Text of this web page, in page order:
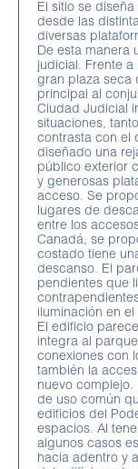
El sitio se
desde las
diversas
De esta manera
judicial. Frente a
gran plaza seca
principal al
Ciudad Judicial
situaciones,
contrasta con el
diseñado una
público exterior
y generosas
acceso. Se
lugares de
entre los
Canadá, se
costado tiene
descanso. El
pendientes que
iluminación en
El edificio
integra al
conexiones con
también la
nuevo complejo.
de uso común
edificios del
espacios. Al
algunos casos
hacia adentro y